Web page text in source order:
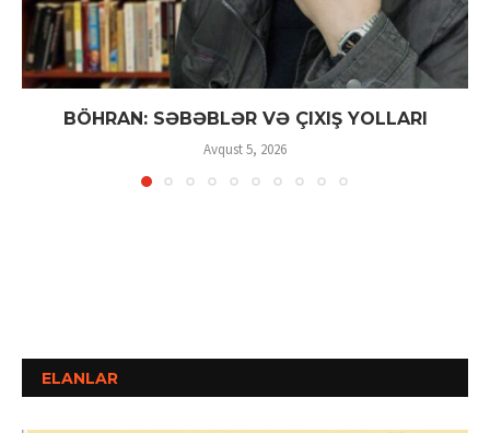
BÖHRAN: SƏBƏBLƏR VƏ ÇIXIŞ YOLLARI
Avqust 5, 2026
ELANLAR